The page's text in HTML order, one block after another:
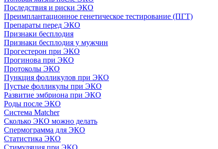
Последствия и риски ЭКО
Преимплантационное генетическое тестирование (ПГТ)
Препараты перед ЭКО
Признаки бесплодия
Признаки бесплодия у мужчин
Прогестерон при ЭКО
Прогинова при ЭКО
Протоколы ЭКО
Пункция фолликулов при ЭКО
Пустые фолликулы при ЭКО
Развитие эмбриона при ЭКО
Роды после ЭКО
Система Matcher
Сколько ЭКО можно делать
Спермограмма для ЭКО
Статистика ЭКО
Стимуляция при ЭКО